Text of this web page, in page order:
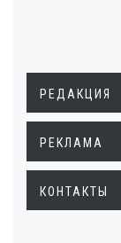
РЕДАКЦИЯ
РЕКЛАМА
КОНТАКТЫ